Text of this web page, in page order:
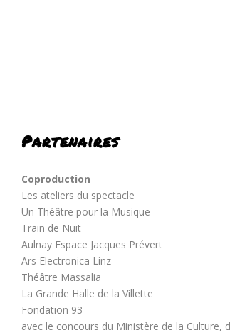
Partenaires
Coproduction
Les ateliers du spectacle
Un Théâtre pour la Musique
Train de Nuit
Aulnay Espace Jacques Prévert
Ars Electronica Linz
Théâtre Massalia
La Grande Halle de la Villette
Fondation 93
avec le concours du Ministère de la Culture,